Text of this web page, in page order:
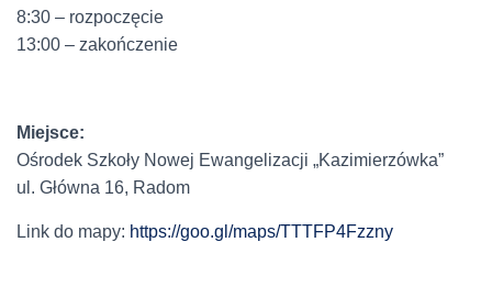
8:30 – rozpoczęcie
13:00 – zakończenie
Miejsce:
Ośrodek Szkoły Nowej Ewangelizacji „Kazimierzówka”
ul. Główna 16, Radom
Link do mapy: https://goo.gl/maps/TTTFP4Fzzny